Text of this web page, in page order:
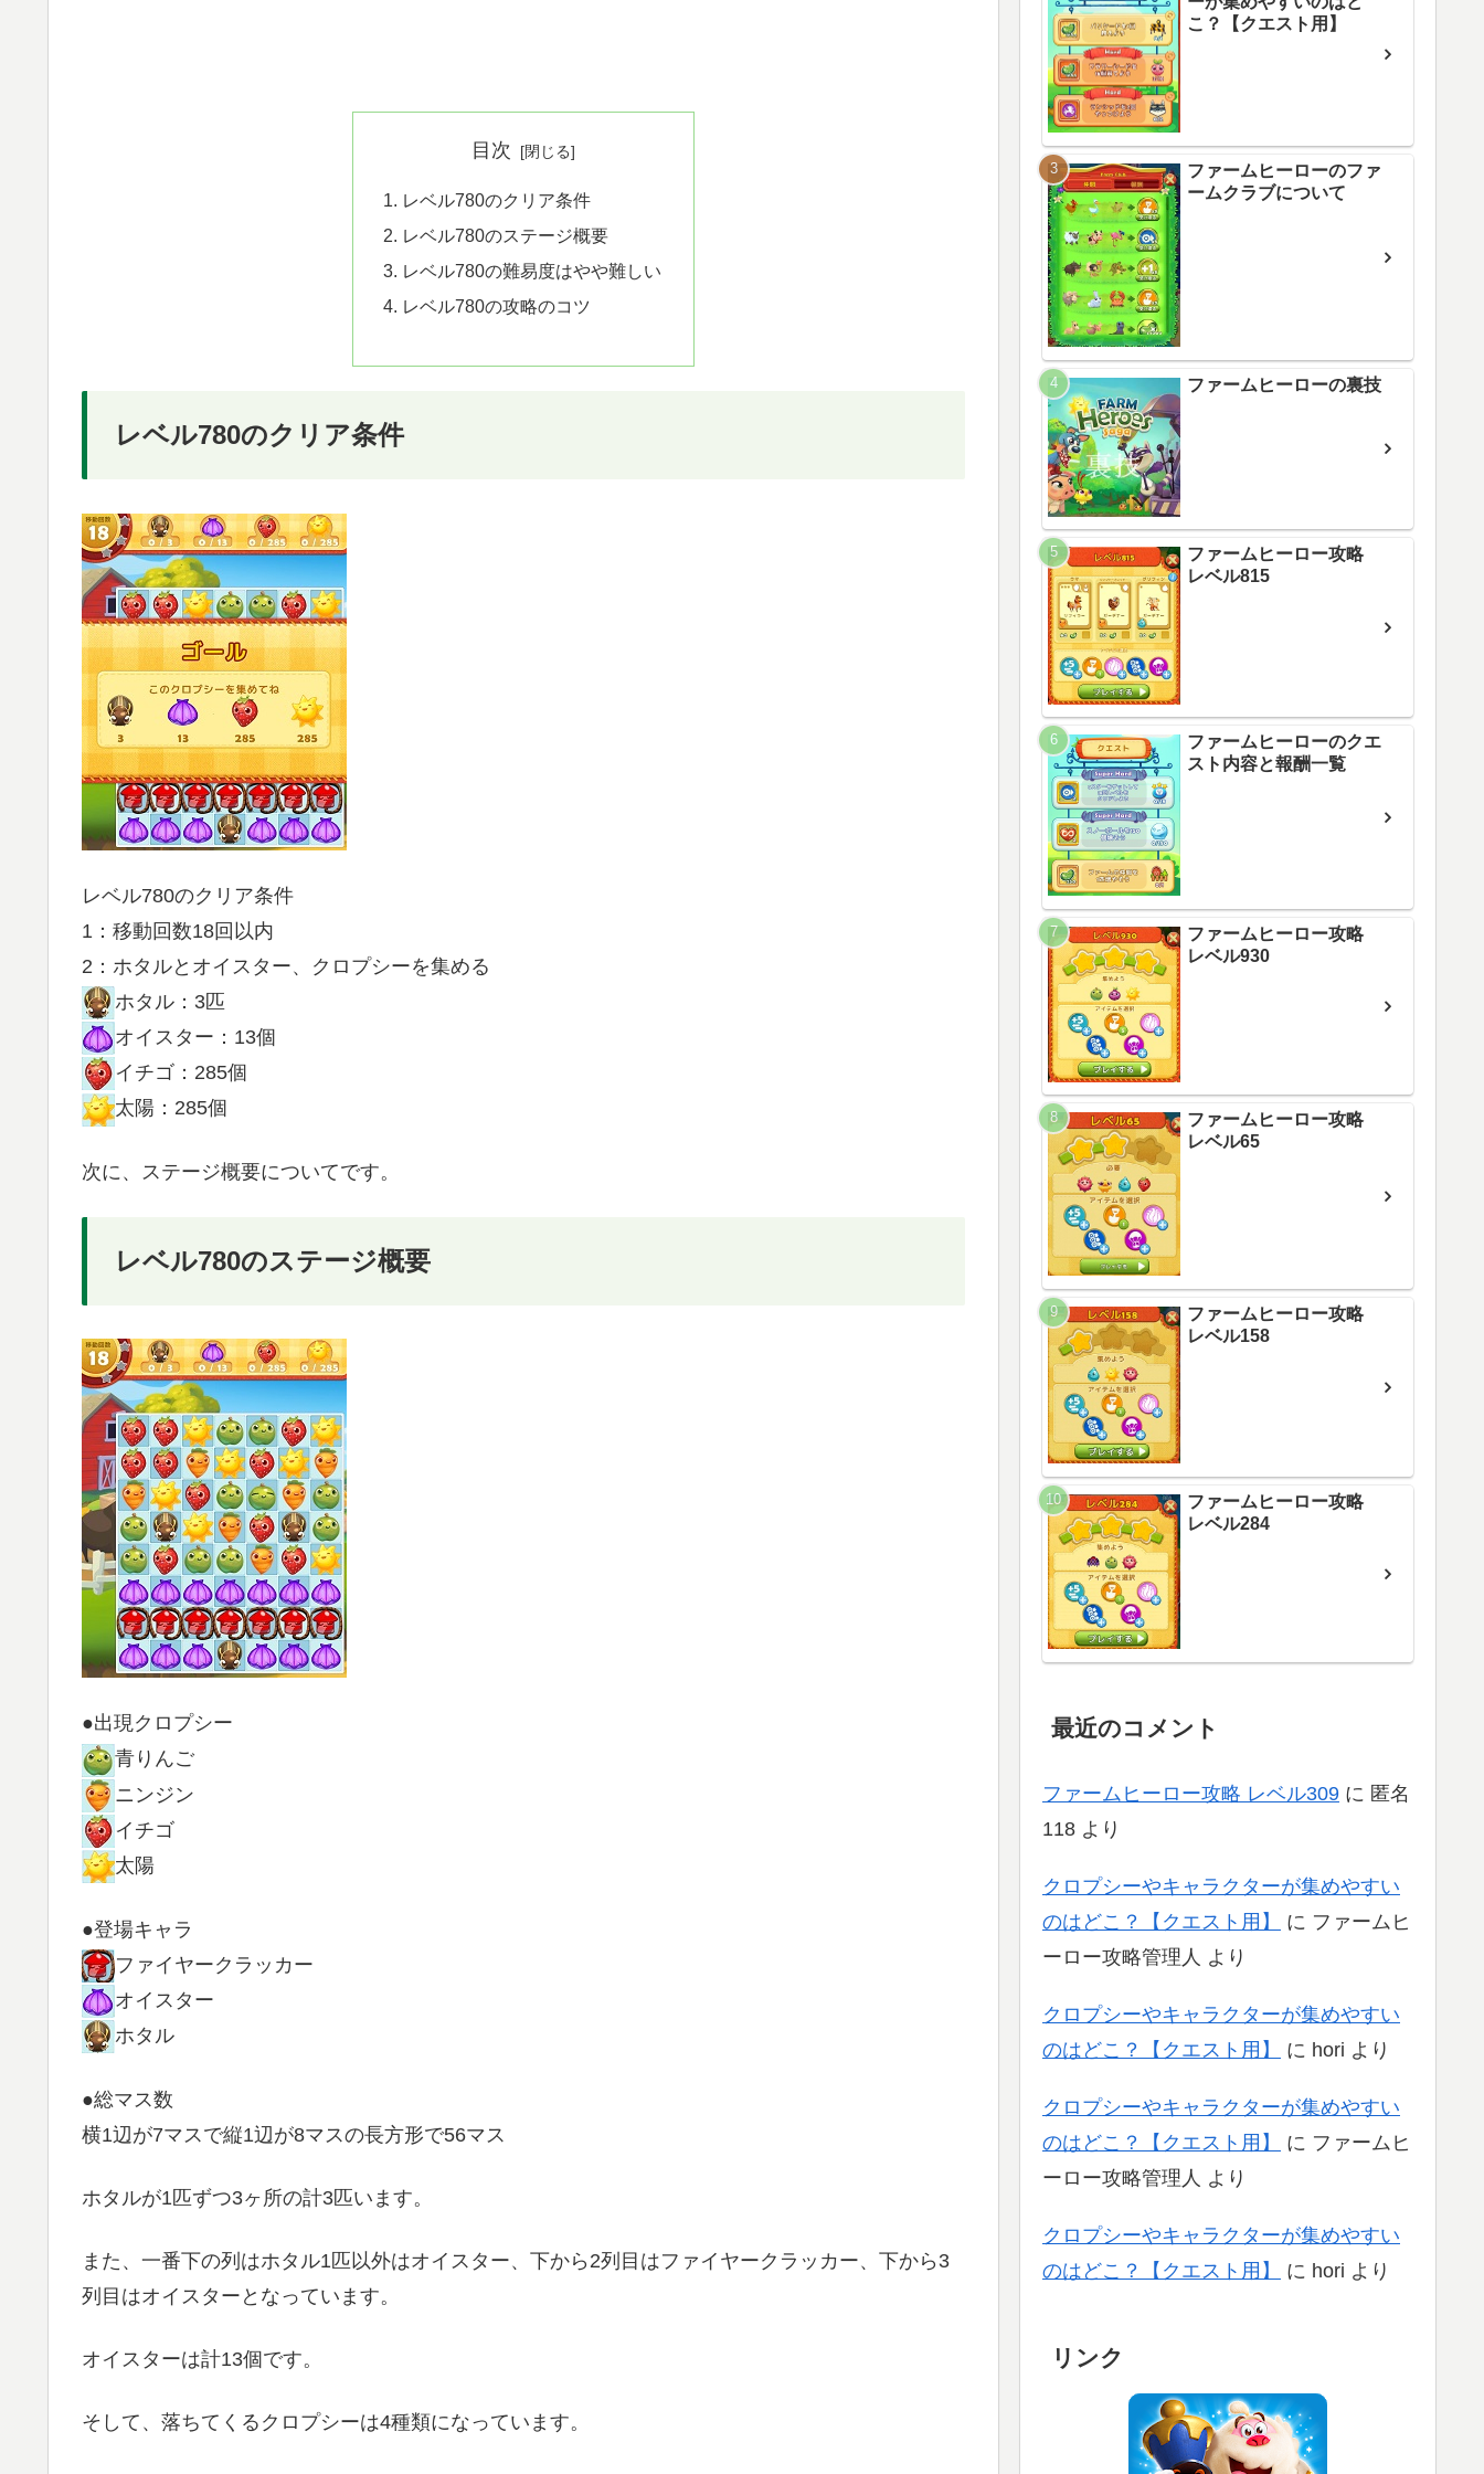
目次
レベル780のクリア条件
レベル780のステージ概要
レベル780の難易度はやや難しい
レベル780の攻略のコツ
レベル780のクリア条件
レベル780のクリア条件
1：移動回数18回以内
2：ホタルとオイスター、クロプシーを集める
ホタル：3匹
オイスター：13個
イチゴ：285個
太陽：285個
次に、ステージ概要についてです。
レベル780のステージ概要
●出現クロプシー
青りんご
ニンジン
イチゴ
太陽
●登場キャラ
ファイヤークラッカー
オイスター
ホタル
●総マス数
横1辺が7マスで縦1辺が8マスの長方形で56マス
ホタルが1匹ずつ3ヶ所の計3匹います。
また、一番下の列はホタル1匹以外はオイスター、下から2列目はファイヤークラッカー、下から3
列目はオイスターとなっています。
オイスターは計13個です。
そして、落ちてくるクロプシーは4種類になっています。
こ？【クエスト用】
ファームヒーローのファ
ームクラブについて
ファームヒーローの裏技
ファームヒーロー攻略
レベル815
ファームヒーローのクエ
スト内容と報酬一覧
ファームヒーロー攻略
レベル930
ファームヒーロー攻略
レベル65
ファームヒーロー攻略
レベル158
ファームヒーロー攻略
レベル284
最近のコメント
ファームヒーロー攻略 レベル309 に 匿名
118 より
クロプシーやキャラクターが集めやすい
のはどこ？【クエスト用】
に ファームヒ
ーロー攻略管理人 より
クロプシーやキャラクターが集めやすい
のはどこ？【クエスト用】
に hori より
クロプシーやキャラクターが集めやすい
のはどこ？【クエスト用】
に ファームヒ
ーロー攻略管理人 より
クロプシーやキャラクターが集めやすい
のはどこ？【クエスト用】
に hori より
リンク